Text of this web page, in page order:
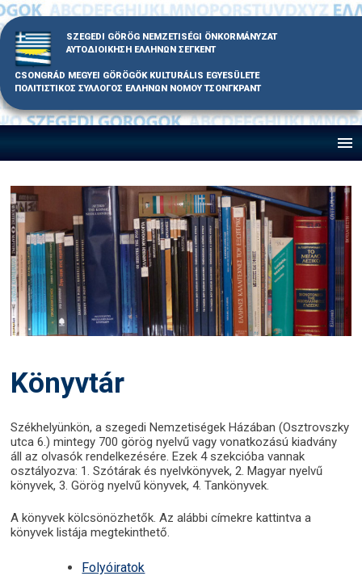
Skip
to
content
SZEGEDI GÖRÖG NEMZETISÉGI ÖNKORMÁNYZAT
ΑΥΤΟΔΙΟΙΚΗΣΗ ΕΛΛΗΝΩΝ ΣΕΓΚΕΝΤ
CSONGRÁD MEGYEI GÖRÖGÖK KULTURÁLIS EGYESÜLETE
ΠΟΛΙΤΙΣΤΙΚΟΣ ΣΥΛΛΟΓΟΣ ΕΛΛΗΝΩΝ ΝΟΜΟΥ ΤΣΟΝΓΚΡΑΝΤ
Könyvtár
Székhelyünkön, a szegedi Nemzetiségek Házában (Osztrovszky
utca 6.) mintegy 700 görög nyelvű vagy vonatkozású kiadvány
áll az olvasók rendelkezésére. Ezek 4 szekcióba vannak
osztályozva: 1. Szótárak és nyelvkönyvek, 2. Magyar nyelvű
könyvek, 3. Görög nyelvű könyvek, 4. Tankönyvek.
A könyvek kölcsönözhetők. Az alábbi címekre kattintva a
könyvek listája megtekinthető.
Folyóiratok